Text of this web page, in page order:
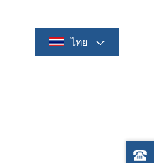
ไทย